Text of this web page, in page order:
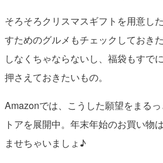
そろそろクリスマスギフトを用意し
すためのグルメもチェックしておき
しなくちゃならないし、福袋もすで
押さえておきたいもの。
Amazonでは、こうした願望をまる
トアを展開中。年末年始のお買い物
ませちゃいましょ♪